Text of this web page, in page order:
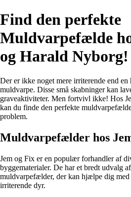
Find den perfekte
Muldvarpefælde
og Harald Nyborg!
Der er ikke noget mere irriterende end
muldvarpe. Disse små skabninger kan
graveaktiviteter. Men fortvivl ikke! Hos
kan du finde den perfekte
problem.
Muldvarpefælder hos
Jem og Fix er en populær forhandler af
byggematerialer. De har et bredt udvalg
muldvarpefælder, der kan hjælpe dig med
irriterende dyr.